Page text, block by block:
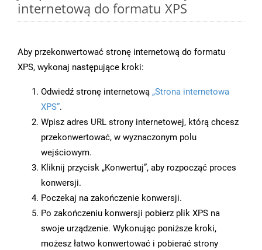
internetową do formatu XPS
Aby przekonwertować stronę internetową do formatu
XPS, wykonaj następujące kroki:
Odwiedź stronę internetową „Strona internetowa
XPS”.
Wpisz adres URL strony internetowej, którą chcesz
przekonwertować, w wyznaczonym polu
wejściowym.
Kliknij przycisk „Konwertuj”, aby rozpocząć proces
konwersji.
Poczekaj na zakończenie konwersji.
Po zakończeniu konwersji pobierz plik XPS na
swoje urządzenie. Wykonując poniższe kroki,
możesz łatwo konwertować i pobierać strony